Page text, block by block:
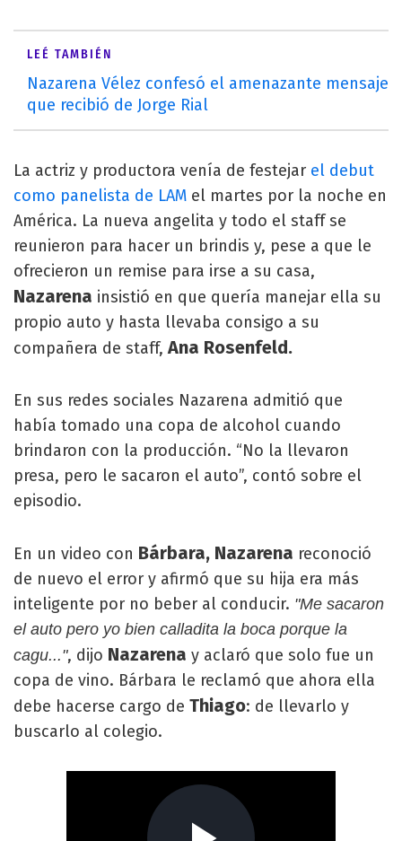
LEÉ TAMBIÉN
Nazarena Vélez confesó el amenazante mensaje
que recibió de Jorge Rial
La actriz y productora venía de festejar el debut
como panelista de LAM el martes por la noche en
América. La nueva angelita y todo el staff se
reunieron para hacer un brindis y, pese a que le
ofrecieron un remise para irse a su casa,
Nazarena insistió en que quería manejar ella su
propio auto y hasta llevaba consigo a su
compañera de staff,Ana Rosenfeld.
En sus redes sociales Nazarena admitió que
había tomado una copa de alcohol cuando
brindaron con la producción. “No la llevaron
presa, pero le sacaron el auto”, contó sobre el
episodio.
En un video con Bárbara, Nazarena reconoció
de nuevo el error y afirmó que su hija era más
inteligente por no beber al conducir. "Me sacaron
el auto pero yo bien calladita la boca porque la
cagu...", dijo Nazarena y aclaró que solo fue un
copa de vino. Bárbara le reclamó que ahora ella
debe hacerse cargo de Thiago: de llevarlo y
buscarlo al colegio.